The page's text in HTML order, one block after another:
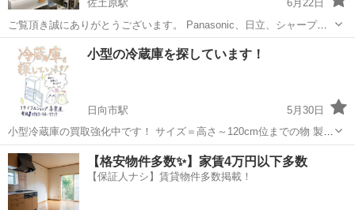
佐土原駅
6月22日
ご覧頂き誠にありがとうございます。 Panasonic、日立、シャープ、
三菱等の6畳用〜18畳用までエアコンを取り揃えております！ 標準取
付工事料金込みでの金額になっておりますのでお気軽にご相談下さ
い。 また、年式やメーカー...
宮崎 宮崎市 佐土原駅 リサイクルショップ
小型の冷蔵庫を探しています！
日向市駅
5月30日
小型冷蔵庫の買取強化中です！ サイズ＝高さ～120cm位までの物 製造
より～7年以内の物 故障や破損等がない物 ございましたら、無料で出
張見積り致します！ ＊商品の状態によっては、買取が出来ない...
宮崎 日向市 日向市駅 リサイクルショップ 無料
【格安物件多数✨】家賃4万円以下多数
【保証人ナシ】賃貸物件多数掲載！